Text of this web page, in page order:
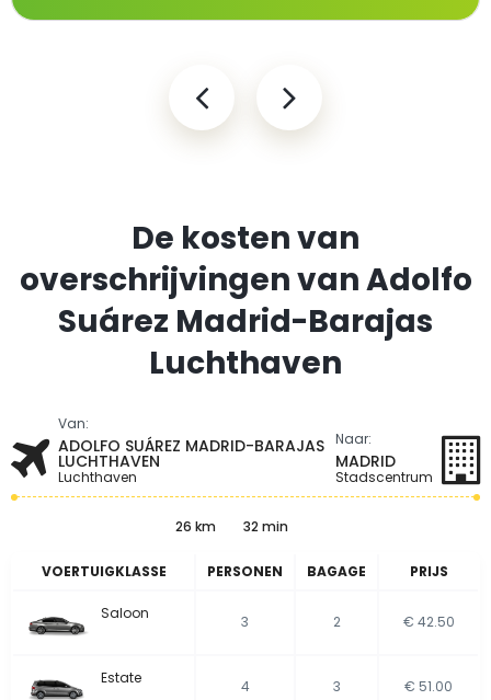
De kosten van
overschrijvingen van Adolfo
Suárez Madrid-Barajas
Luchthaven
Van:
ADOLFO SUÁREZ MADRID-BARAJAS
LUCHTHAVEN
Luchthaven
Naar:
MADRID
Stadscentrum
26 km 32 min
VOERTUIGKLASSE PERSONEN BAGAGE PRIJS
Saloon 3 2 € 42.50
Estate 4 3 € 51.00